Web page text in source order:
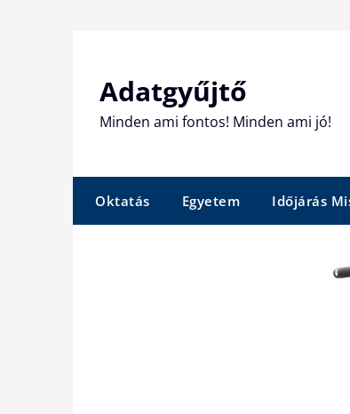
Adatgyűjtő
Minden ami fontos! Minden ami jó!
Oktatás Egyetem Időjárás